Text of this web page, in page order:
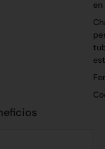
en